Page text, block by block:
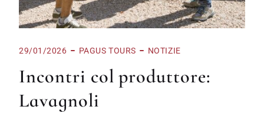
29/01/2026 PAGUS TOURS NOTIZIE
Incontri col produttore:
Lavagnoli